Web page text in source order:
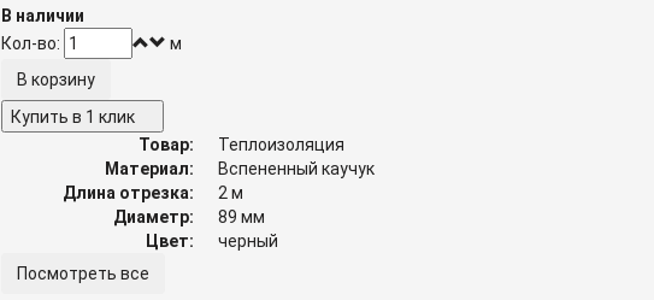
В наличии
Кол-во:
м
Купить в 1 клик
Товар:
Теплоизоляция
Материал:
Вспененный каучук
Длина отрезка:
2 м
Диаметр:
89 мм
Цвет:
черный
Посмотреть все